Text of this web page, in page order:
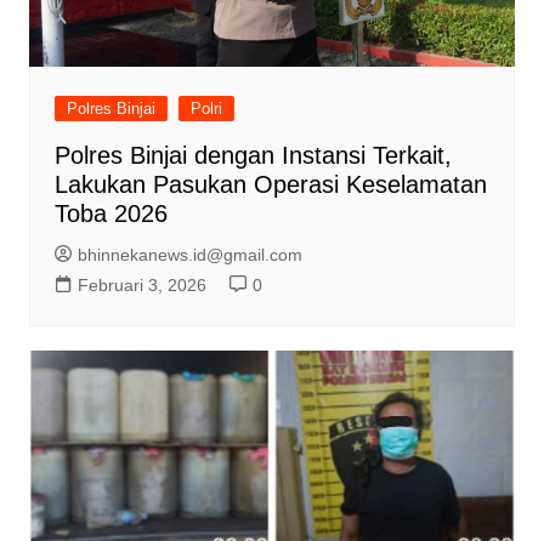
Polres Binjai Polri
Polres Binjai dengan Instansi Terkait,
Lakukan Pasukan Operasi Keselamatan
Toba 2026
bhinnekanews.id@gmail.com
Februari 3, 2026
0